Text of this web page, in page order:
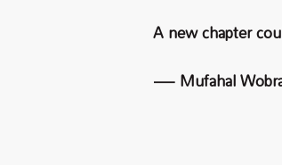
A new chapter
— Mufahal